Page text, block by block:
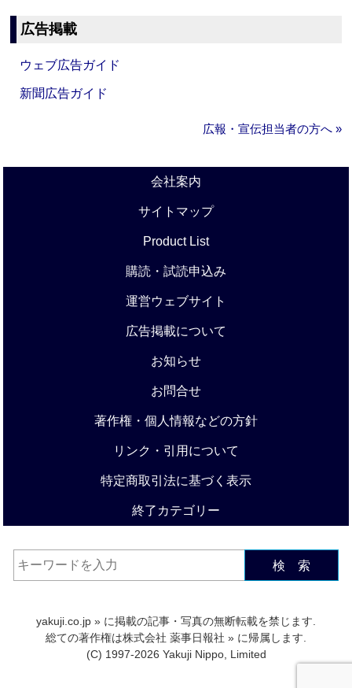
広告掲載
ウェブ広告ガイド
新聞広告ガイド
広報・宣伝担当者の方へ »
会社案内
サイトマップ
Product List
購読・試読申込み
運営ウェブサイト
広告掲載について
お知らせ
お問合せ
著作権・個人情報などの方針
リンク・引用について
特定商取引法に基づく表示
終了カテゴリー
検 索
yakuji.co.jp » に掲載の記事・写真の無断転載を禁じます.
総ての著作権は株式会社 薬事日報社 » に帰属します.
(C) 1997-2026 Yakuji Nippo, Limited